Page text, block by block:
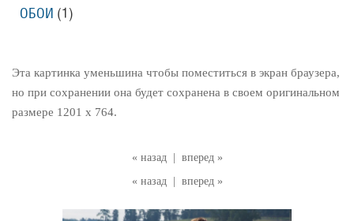
« назад
вперед »
« назад
вперед »
Эта картинка уменьшина чтобы поместиться в экран браузера,
но при сохранении она будет сохранена в своем оригинальном
размере 1201 x 764.
ОБОИ (1)